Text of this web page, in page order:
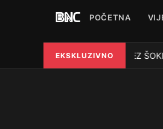
POČETNA
EKSKLUZIVNO
● HELEZ